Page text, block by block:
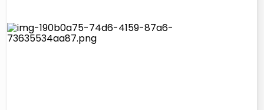
pattumiera raccolta differenziata